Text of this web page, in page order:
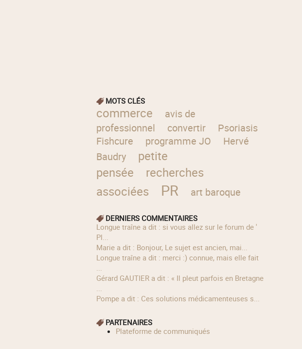
MOTS CLÉS
commerce
avis de
professionnel
convertir
Psoriasis
Fishcure
programme JO
Hervé
Baudry
petite
pensée
recherches
associées
PR art baroque
DERNIERS COMMENTAIRES
longue traîne a dit : si vous allez sur le forum de '
Pl...
Marie a dit : Bonjour, Le sujet est ancien, mai...
longue traîne a dit : merci :) connue, mais elle fait
...
Gérard GAUTIER a dit : « Il pleut parfois en Bretagne
...
Pompe a dit : Ces solutions médicamenteuses s...
PARTENAIRES
Plateforme de communiqués